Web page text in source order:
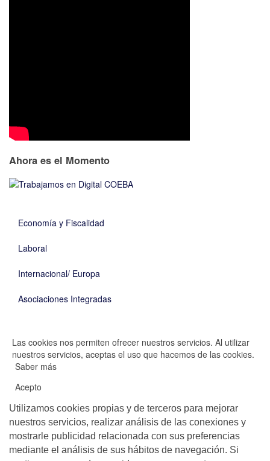
Ahora es el Momento
Economía y Fiscalidad
Laboral
Internacional/ Europa
Asociaciones Integradas
Las cookies nos permiten ofrecer nuestros servicios. Al utilizar
nuestros servicios, aceptas el uso que hacemos de las cookies.
Saber más
Acepto
Utilizamos cookies propias y de terceros para mejorar
nuestros servicios, realizar análisis de las conexiones y
mostrarle publicidad relacionada con sus preferencias
mediante el análisis de sus hábitos de navegación. Si